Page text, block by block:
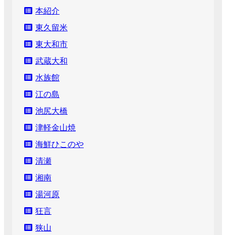
本紹介
東久留米
東大和市
武蔵大和
水族館
江の島
池尻大橋
津軽金山焼
海鮮ひこのや
清瀬
湘南
湯河原
狂言
狭山